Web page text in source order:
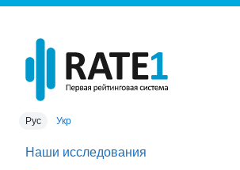
Рус Укр
Наши исследования